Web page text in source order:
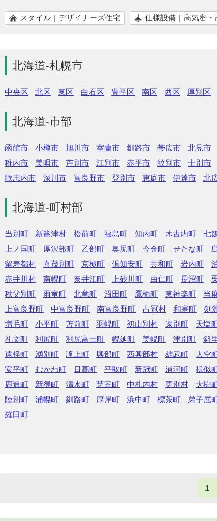
スタイル｜デザイナーズ住宅 仕様設備｜高気密・
北海道-札幌市
中央区 北区 東区 白石区 豊平区 南区 西区 厚別区
北海道-市部
函館市 小樽市 旭川市 室蘭市 釧路市 帯広市
北見市
稚内市
美唄市 芦別市 江別市 赤平市 紋別市
士別市
歌志内市
深川市 富良野市 登別市 恵庭市 伊達市 北
北海道-町村部
当別町 新篠津村 松前町 福島町 知内町 木古内町
七
上ノ国町
厚沢部町 乙部町 奥尻町 今金町 せたな町
留寿都村
喜茂別町 京極町 倶知安町 共和町 岩内町
赤井川村
南幌町 奈井江町 上砂川町 由仁町 長沼町
秩父別町
雨竜町 北竜町 沼田町 鷹栖町 東神楽町
当
上富良野町
中富良野町 南富良野町 占冠村 和寒町
剣
増毛町
小平町 苫前町 羽幌町 初山別村 遠別町
天塩
礼文町
利尻町 利尻富士町 幌延町 美幌町 津別町
斜
遠軽町
湧別町 滝上町 興部町 西興部村 雄武町
大空
安平町
むかわ町 日高町 平取町 新冠町 浦河町
様似
鹿追町
新得町 清水町 芽室町 中札内村 更別村
大樹
陸別町
浦幌町 釧路町 厚岸町 浜中町 標茶町
弟子屈
羅臼町
1